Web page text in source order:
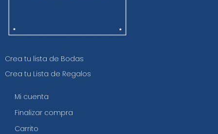
Crea tu lista de Bodas
Crea tu Lista de Regalos
Mi cuenta
Finalizar compra
Carrito